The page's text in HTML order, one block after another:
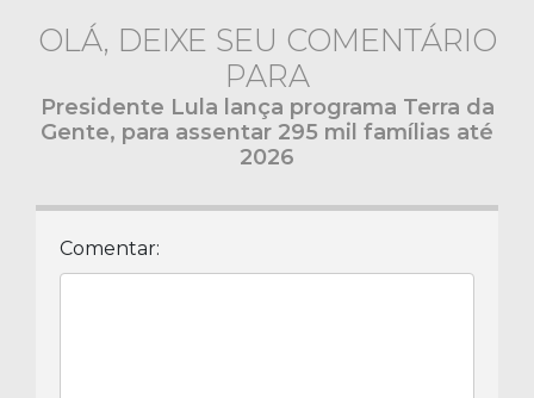
OLÁ, DEIXE SEU COMENTÁRIO
PARA
Presidente Lula lança programa Terra da
Gente, para assentar 295 mil famílias até
2026
Comentar: